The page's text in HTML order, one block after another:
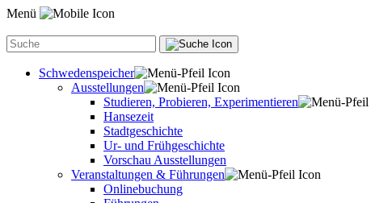
Menü
Schwedenspeicher
Ausstellungen
Studieren, Probieren, Experimentieren
Hansezeit
Stadtgeschichte
Ur- und Frühgeschichte
Vorschau Ausstellungen
Veranstaltungen & Führungen
Onlinebuchung